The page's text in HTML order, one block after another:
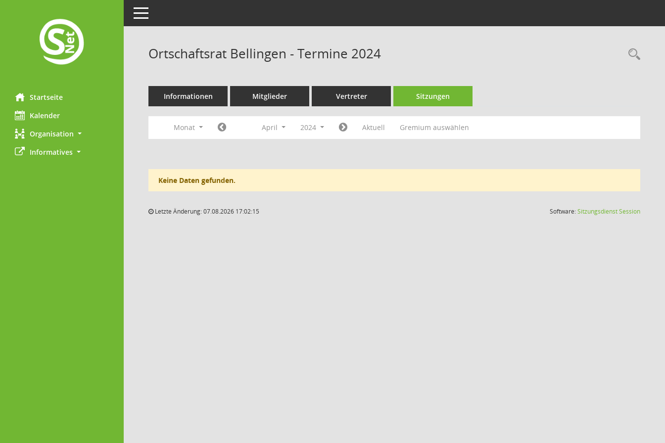
Startseite
Kalender
Organisation
Informatives
Toggle navigation
Ortschaftsrat Bellingen - Termine 2024
Informationen Mitglieder Vertreter Sitzungen
Monat April 2024 Aktuell Gremium auswählen
Keine Daten gefunden.
Letzte Änderung: 07.08.2026 17:02:15 Software:SitzungsdienstSession(Wird in